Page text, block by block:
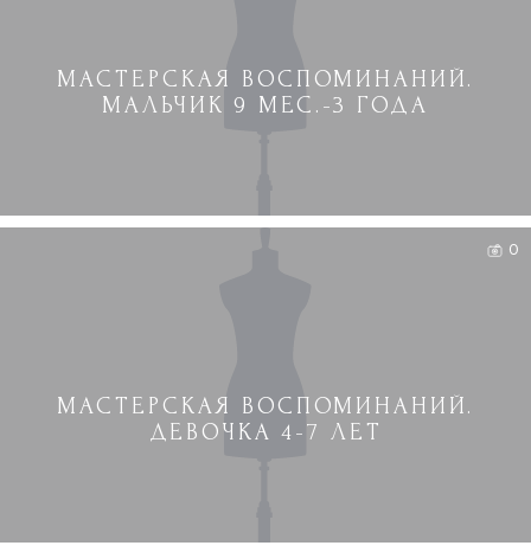
МАСТЕРСКАЯ ВОСПОМИНАНИЙ.
МАЛЬЧИК 9 МЕС.-3 ГОДА
МАСТЕРСКАЯ ВОСПОМИНАНИЙ.
ДЕВОЧКА 4-7 ЛЕТ
0